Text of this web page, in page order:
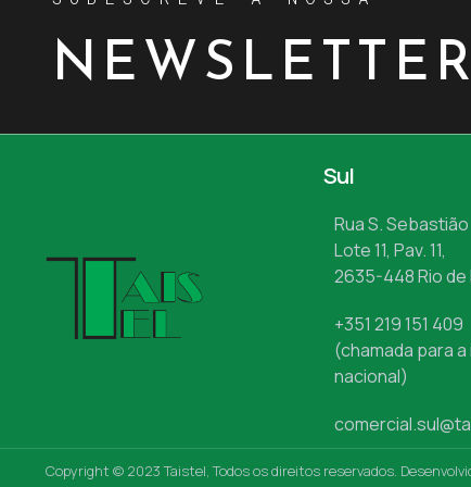
NEWSLETTER
Sul
Rua S. Sebastião
Lote 11, Pav. 11,
2635-448 Rio de
+351 219 151 409
(chamada para
nacional)
Copyright © 2023 Taistel, Todos os direitos reservados.